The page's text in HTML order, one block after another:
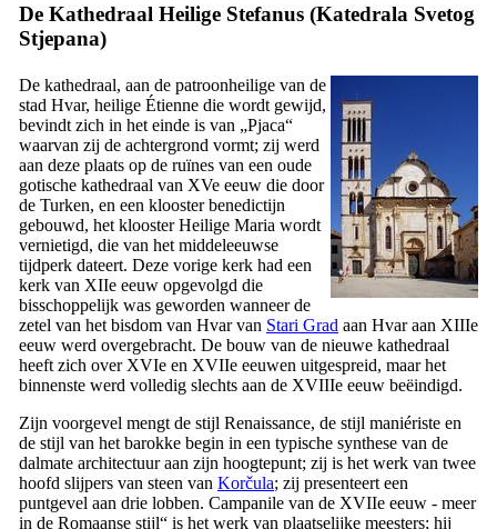
De Kathedraal Heilige Stefanus (Katedrala Svetog
Stjepana)
De kathedraal, aan de patroonheilige van de
stad Hvar, heilige Étienne die wordt gewijd,
bevindt zich in het einde is van „Pjaca“
waarvan zij de achtergrond vormt; zij werd
aan deze plaats op de ruïnes van een oude
gotische kathedraal van XVe eeuw die door
de Turken, en een klooster benedictijn
gebouwd, het klooster Heilige Maria wordt
vernietigd, die van het middeleeuwse
tijdperk dateert. Deze vorige kerk had een
kerk van XIIe eeuw opgevolgd die
bisschoppelijk was geworden wanneer de
zetel van het bisdom van Hvar van Stari Grad aan Hvar aan XIIIe
eeuw werd overgebracht. De bouw van de nieuwe kathedraal
heeft zich over XVIe en XVIIe eeuwen uitgespreid, maar het
binnenste werd volledig slechts aan de XVIIIe eeuw beëindigd.
Zijn voorgevel mengt de stijl Renaissance, de stijl maniériste en
de stijl van het barokke begin in een typische synthese van de
dalmate architectuur aan zijn hoogtepunt; zij is het werk van twee
hoofd slijpers van steen van Korčula; zij presenteert een
puntgevel aan drie lobben. Campanile van de XVIIe eeuw - meer
in de Romaanse stijl“ is het werk van plaatselijke meesters; hij